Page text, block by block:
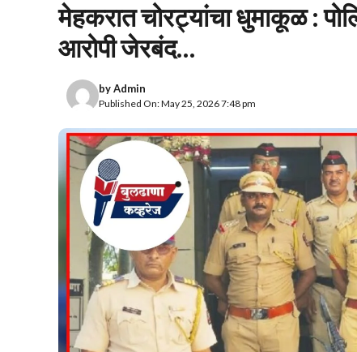
मेहकरात चोरट्यांचा धुमाकूळ :
आरोपी जेरबंद…
byAdmin
Published On: May 25, 2026 7:48 pm